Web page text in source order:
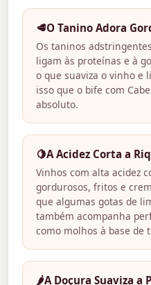
🥩O Tanino Adora
Os taninos
ligam às proteínas e à
o que suaviza o vinho e
isso que o bife com
absoluto.
🍋A Acidez Corta a
Vinhos com alta acidez
gordurosos, fritos e
que algumas gotas de
também acompanha
como molhos à base de
🌶️A Doçura Suaviza a